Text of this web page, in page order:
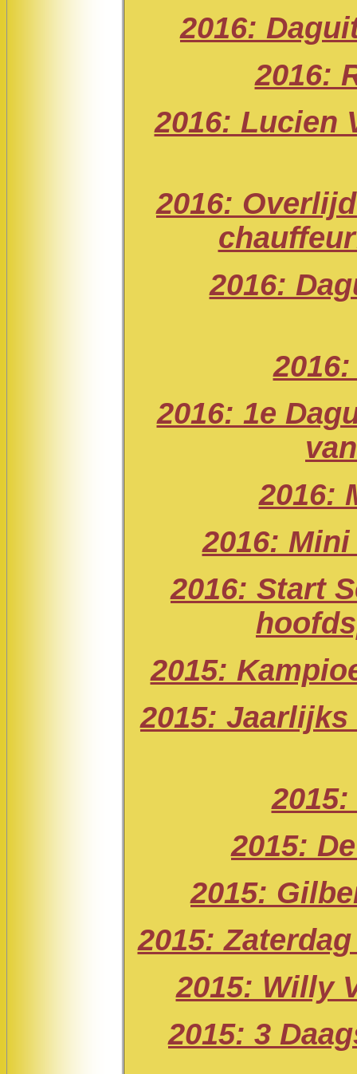
2016:
2016:
2016: Lucien
2016:
2016:
2016: 1e
2016:
2016:
2016: Start
2015:
2015:
2015:
2015:
2015:
2015: Willy
2015: 3